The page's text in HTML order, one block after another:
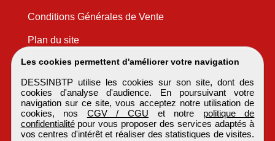
Les cookies permettent d'améliorer votre navigation
DESSINBTP utilise les cookies sur son site, dont des
cookies d'analyse d'audience. En poursuivant votre
navigation sur ce site, vous acceptez notre utilisation de
cookies, nos CGV / CGU et notre politique de
confidentialitépour vous proposer des services adaptés à
vos centres d'intérêt et réaliser des statistiques de visites.
Conditions Générales de Vente
Plan du site